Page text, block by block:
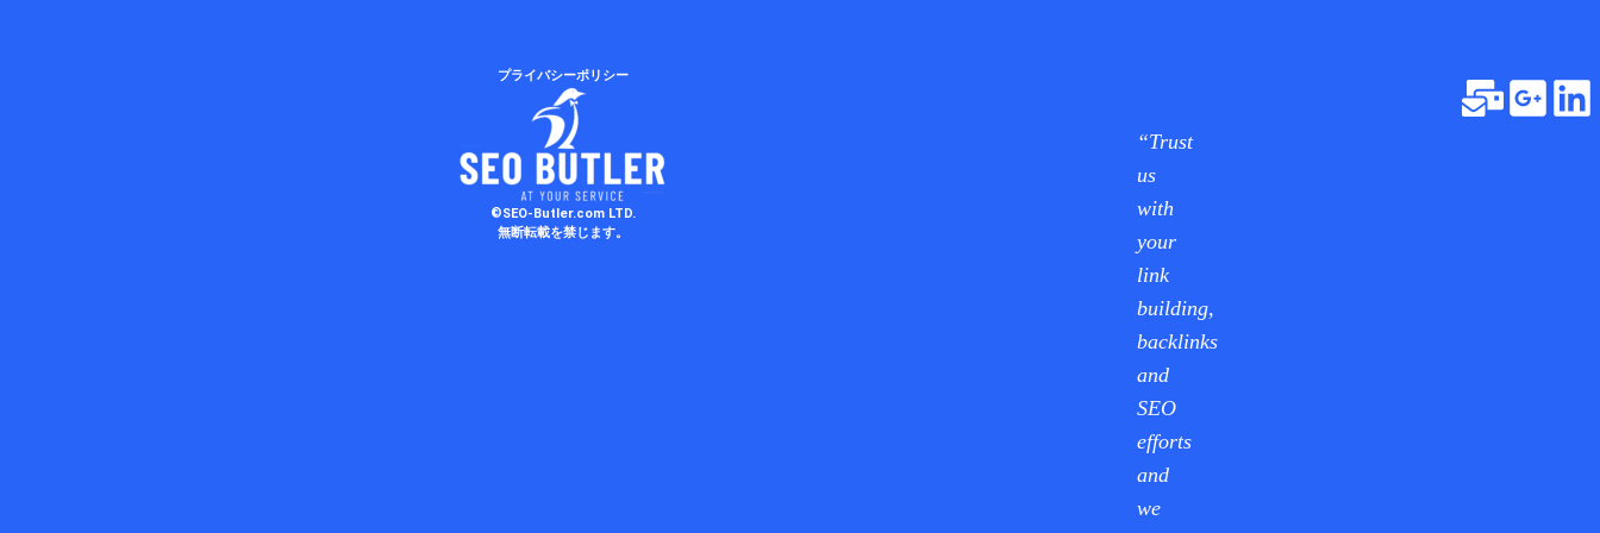
プライバシーポリシー
©SEO-Butler.com LTD.
無断転載を禁じます。
“Trust
us
with
your
link
building,
backlinks
and
SEO
efforts
and
we